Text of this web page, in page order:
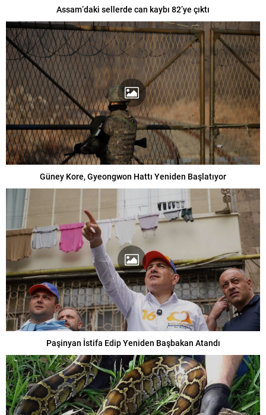
Assam’daki sellerde can kaybı 82’ye çıktı
Güney Kore, Gyeongwon Hattı Yeniden Başlatıyor
Paşinyan İstifa Edip Yeniden Başbakan Atandı